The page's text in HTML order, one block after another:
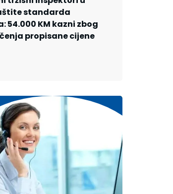
standarda
54.000 KM kazni zbog
propisane cijene